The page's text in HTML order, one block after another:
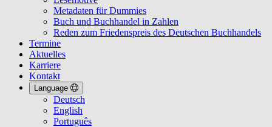
Metadaten für Dummies
Buch und Buchhandel in Zahlen
Reden zum Friedenspreis des Deutschen Buchhandels
Termine
Aktuelles
Karriere
Kontakt
Language
Deutsch
English
Português